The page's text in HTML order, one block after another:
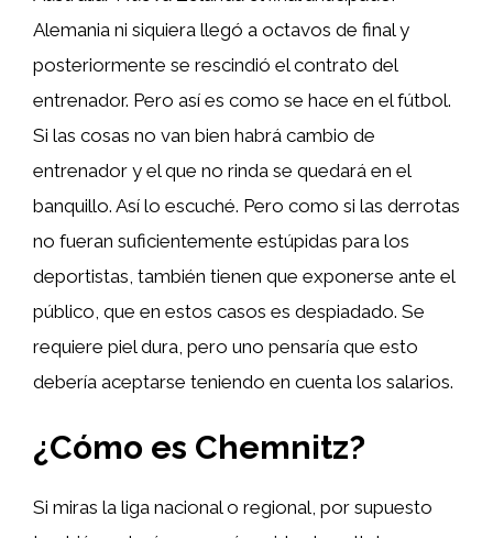
Alemania ni siquiera llegó a octavos de final y
posteriormente se rescindió el contrato del
entrenador. Pero así es como se hace en el fútbol.
Si las cosas no van bien habrá cambio de
entrenador y el que no rinda se quedará en el
banquillo. Así lo escuché. Pero como si las derrotas
no fueran suficientemente estúpidas para los
deportistas, también tienen que exponerse ante el
público, que en estos casos es despiadado. Se
requiere piel dura, pero uno pensaría que esto
debería aceptarse teniendo en cuenta los salarios.
¿Cómo es Chemnitz?
Si miras la liga nacional o regional, por supuesto